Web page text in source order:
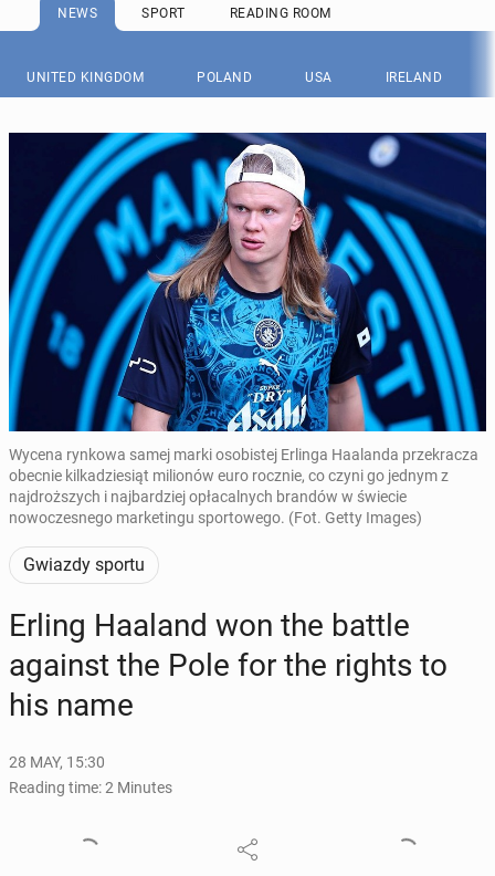
NEWS SPORT READING ROOM
UNITED KINGDOM POLAND USA IRELAND
Wycena rynkowa samej marki osobistej Erlinga Haalanda przekracza
obecnie kilkadziesiąt milionów euro rocznie, co czyni go jednym z
najdroższych i najbardziej opłacalnych brandów w świecie
nowoczesnego marketingu sportowego. (Fot. Getty Images)
Gwiazdy sportu
Erling Haaland won the battle
against the Pole for the rights to
his name
28 MAY, 15:30
Reading time: 2 Minutes